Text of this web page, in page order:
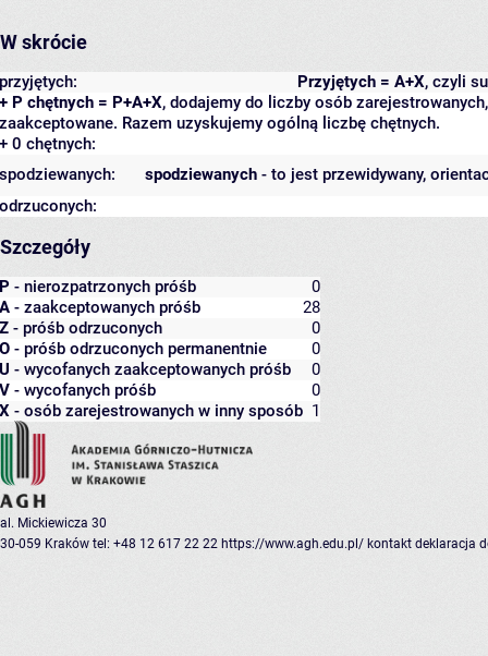
W skrócie
Przyjętych = A+X, czyli
przyjętych:
+ P chętnych = P+A+X, dodajemy do liczby osób
zaakceptowane. Razem uzyskujemy ogólną liczbę chętnych.
+ 0 chętnych:
spodziewanych - to jest przewidywany,
spodziewanych:
odrzuconych:
Szczegóły
P - nierozpatrzonych próśb
0
A - zaakceptowanych próśb
28
Z - próśb odrzuconych
0
O - próśb odrzuconych permanentnie
0
U - wycofanych zaakceptowanych próśb
0
V - wycofanych próśb
0
X - osób zarejestrowanych w inny sposób 1
al. Mickiewicza 30
30-059 Kraków tel: +48 12 617 22 22 https://www.agh.edu.pl/ kontakt deklaracja